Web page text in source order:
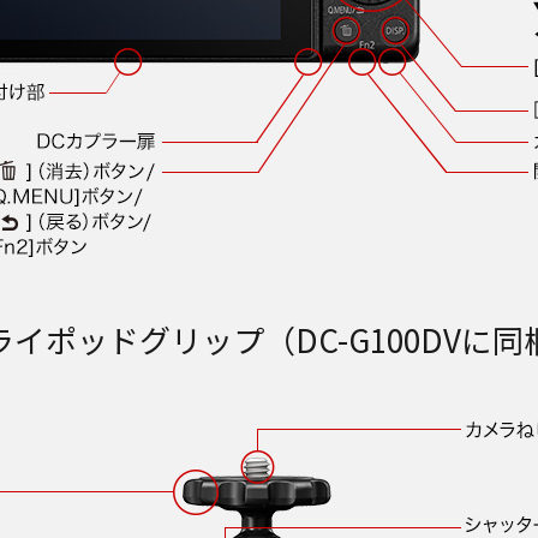
イポッドグリップ（DC-G100DVに同